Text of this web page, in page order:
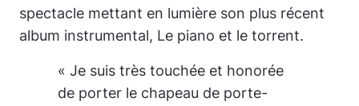
spectacle mettant en lumière son plus récent
album instrumental, Le piano et le torrent.
« Je suis très touchée et honorée
de porter le chapeau de porte-